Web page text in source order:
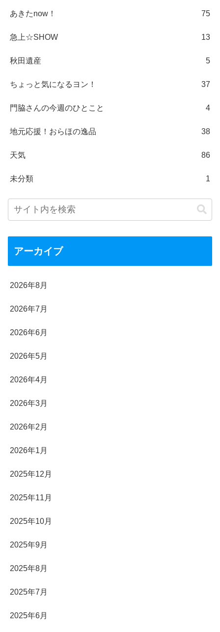
あきたnow！ 75
急上☆SHOW 13
秋田遺産 5
ちょっと気になるヨン！ 37
門脇さんの今週のひとこと 4
地元応援！おらほの逸品 38
天気 86
未分類 1
アーカイブ
2026年8月
2026年7月
2026年6月
2026年5月
2026年4月
2026年3月
2026年2月
2026年1月
2025年12月
2025年11月
2025年10月
2025年9月
2025年8月
2025年7月
2025年6月